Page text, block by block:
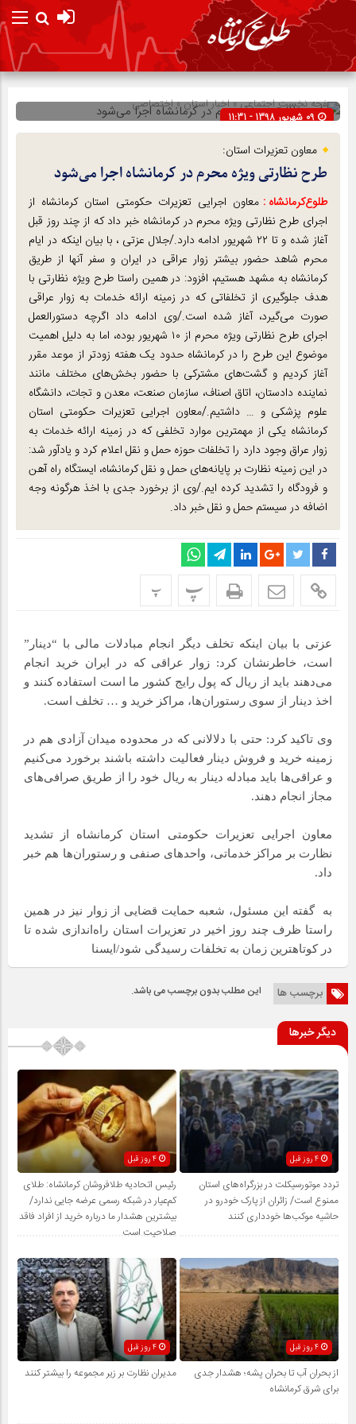
صفحه نخستاجتماعی»اخبار استان»اختصاصی
09 شهریور 1398 - 11:31
شناسه : 108776
معاون تعزیرات استان:
طرح نظارتی ویژه محرم در کرمانشاه اجرا می‌شود
طلوع‌‌کرمانشاه : معاون اجرایی تعزیرات حکومتی استان کرمانشاه از
اجرای طرح نظارتی ویژه محرم در کرمانشاه خبر داد که از چند روز قبل
آغاز شده و تا ۲۲ شهریور ادامه دارد./جلال عزتی ، با بیان اینکه در ایام
محرم شاهد حضور بیشتر زوار عراقی در ایران و سفر آنها از طریق
کرمانشاه به مشهد هستیم، افزود: در همین راستا طرح ویژه نظارتی با
هدف جلوگیری از تخلفاتی که در زمینه ارائه خدمات به زوار عراقی
صورت می‌گیرد، آغاز شده است./وی ادامه داد اگرچه دستورالعمل
اجرای طرح نظارتی ویژه محرم از ۱۰ شهریور بوده، اما به دلیل اهمیت
موضوع این طرح را در کرمانشاه حدود یک هفته زودتر از موعد مقرر
آغاز کردیم و گشت‌های مشترکی با حضور بخش‌های مختلف مانند
نماینده دادستان، اتاق اصناف، سازمان صنعت، معدن و تجات، دانشگاه
علوم پزشکی و … داشتیم./معاون اجرایی تعزیرات حکومتی استان
کرمانشاه یکی از مهمترین موارد تخلفی که در زمینه ارائه خدمات به
زوار عراق وجود دارد را تخلفات حوزه حمل و نقل اعلام کرد و یادآور شد:
در این زمینه نظارت بر پایانه‌های حمل و نقل کرمانشاه، ایستگاه راه آهن
و فرودگاه را تشدید کرده ایم./وی از برخورد جدی با اخذ هرگونه وجه
اضافه در سیستم حمل و نقل خبر داد.
پ پ
عزتی با بیان اینکه تخلف دیگر انجام مبادلات مالی با “دینار”
است، خاطرنشان کرد: زوار عراقی که در ایران خرید انجام
می‌دهند باید از ریال که پول رایج کشور ما است استفاده کنند و
اخذ دینار از سوی رستوران‌ها، مراکز خرید و … تخلف است.
وی تاکید کرد: حتی با دلالانی که در محدوده میدان آزادی هم در
زمینه خرید و فروش دینار فعالیت داشته باشند برخورد می‌کنیم
و عراقی‌ها باید مبادله دینار به ریال خود را از طریق صرافی‌های
مجاز انجام دهند.
معاون اجرایی تعزیرات حکومتی استان کرمانشاه از تشدید
نظارت بر مراکز خدماتی، واحدهای صنفی و رستوران‌ها هم خبر
داد.
به
گفته این مسئول، شعبه حمایت قضایی از زوار نیز در همین
راستا ظرف چند روز اخیر در تعزیرات استان راه‌اندازی شده تا
در کوتاهترین زمان به تخلفات رسیدگی شود/ایسنا
برچسب ها این مطلب بدون برچسب می باشد.
دیگر خبرها
4 روز قبل
تردد موتورسیکلت در بزرگراه‌های استان
ممنوع است/ زائران از پارک خودرو در
حاشیه موکب‌ها خودداری کنند
رئیس اتحادیه طلافروشان کرمانشاه: طلای
کم‌عیار در شبکه رسمی عرضه جایی ندارد/
بیشترین هشدار ما درباره خرید از افراد فاقد
صلاحیت است
4 روز قبل
از بحران آب تا بحران پشه؛ هشدار جدی
برای شرق کرمانشاه
مدیران نظارت بر زیر مجموعه را بیشتر کنند